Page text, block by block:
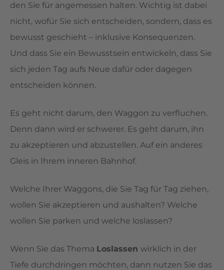
den Sie für angemessen halten. Wichtig ist dabei
nicht, wofür Sie sich entscheiden, sondern, dass es
bewusst geschieht – inklusive Konsequenzen.
Und dass Sie ein Bewusstsein entwickeln, dass Sie
sich jeden Tag aufs Neue dafür oder dagegen
entscheiden können.
Es geht nicht darum, den Waggon zu verfluchen.
Denn dann wird er schwerer. Es geht darum, ihn
zu akzeptieren und abzustellen. Auf ein anderes
Gleis in Ihrem inneren Bahnhof.
Welche Ihrer Waggons, die Sie Tag für Tag ziehen,
wollen Sie akzeptieren und aushalten? Welche
wollen Sie parken und welche loslassen?
Wenn Sie das Thema Loslassen wirklich in der
Tiefe durchdringen möchten, dann nutzen Sie das